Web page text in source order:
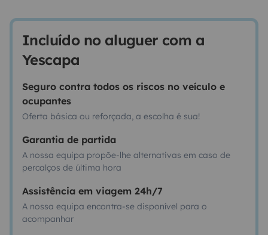
Incluído no aluguer com a
Yescapa
Seguro contra todos os riscos no veículo e
ocupantes
Oferta básica ou reforçada, a escolha é sua!
Garantia de partida
A nossa equipa propõe-lhe alternativas em caso de
percalços de última hora
Assistência em viagem 24h/7
A nossa equipa encontra-se disponível para o
acompanhar